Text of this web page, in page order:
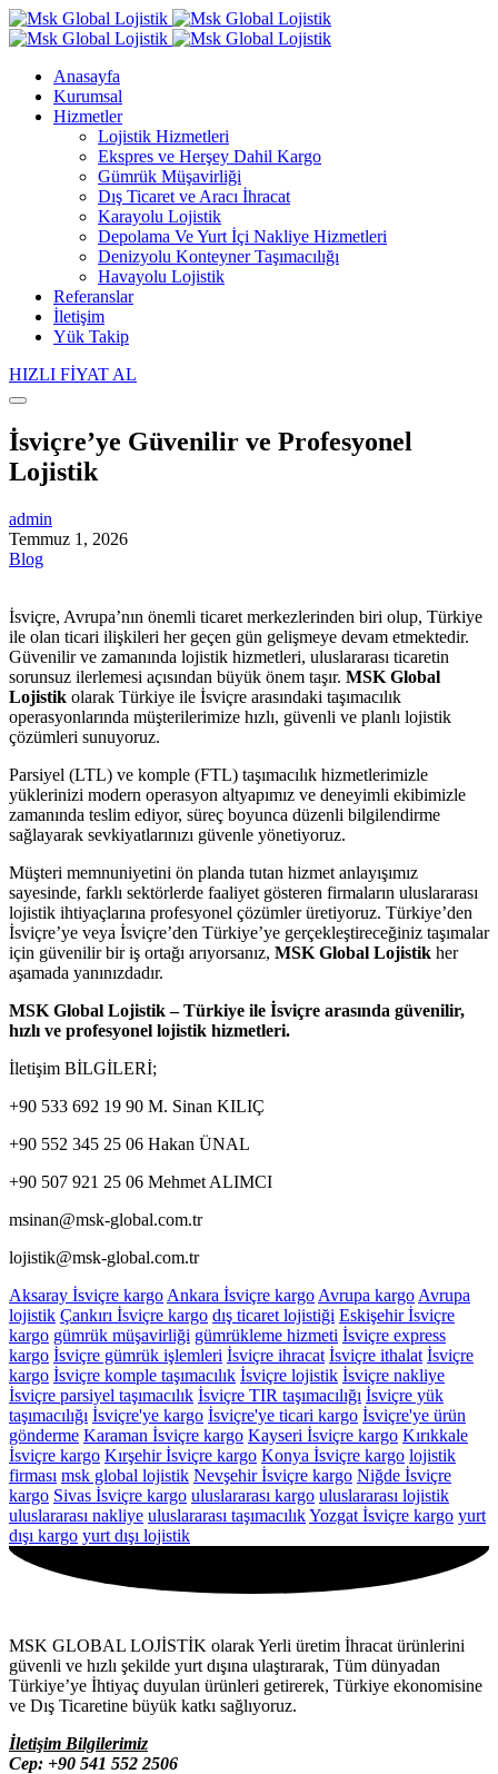
Anasayfa
Kurumsal
Hizmetler
Lojistik Hizmetleri
Ekspres ve Herşey Dahil Kargo
Gümrük Müşavirliği
Dış Ticaret ve Aracı İhracat
Karayolu Lojistik
Depolama Ve Yurt İçi Nakliye Hizmetleri
Denizyolu Konteyner Taşımacılığı
Havayolu Lojistik
Referanslar
İletişim
Yük Takip
HIZLI FİYAT AL
İsviçre’ye Güvenilir ve Profesyonel
Lojistik
admin
Temmuz 1, 2026
Blog
İsviçre, Avrupa’nın önemli ticaret merkezlerinden biri olup, Türkiye
ile olan ticari ilişkileri her geçen gün gelişmeye devam etmektedir.
Güvenilir ve zamanında lojistik hizmetleri, uluslararası ticaretin
sorunsuz ilerlemesi açısından büyük önem taşır. MSK Global
Lojistik olarak Türkiye ile İsviçre arasındaki taşımacılık
operasyonlarında müşterilerimize hızlı, güvenli ve planlı lojistik
çözümleri sunuyoruz.
Parsiyel (LTL) ve komple (FTL) taşımacılık hizmetlerimizle
yüklerinizi modern operasyon altyapımız ve deneyimli ekibimizle
zamanında teslim ediyor, süreç boyunca düzenli bilgilendirme
sağlayarak sevkiyatlarınızı güvenle yönetiyoruz.
Müşteri memnuniyetini ön planda tutan hizmet anlayışımız
sayesinde, farklı sektörlerde faaliyet gösteren firmaların uluslararası
lojistik ihtiyaçlarına profesyonel çözümler üretiyoruz. Türkiye’den
İsviçre’ye veya İsviçre’den Türkiye’ye gerçekleştireceğiniz taşımalar
için güvenilir bir iş ortağı arıyorsanız, MSK Global Lojistik her
aşamada yanınızdadır.
MSK Global Lojistik – Türkiye ile İsviçre arasında güvenilir,
hızlı ve profesyonel lojistik hizmetleri.
İletişim BİLGİLERİ;
+90 533 692 19 90 M. Sinan KILIÇ
+90 552 345 25 06 Hakan ÜNAL
+90 507 921 25 06 Mehmet ALIMCI
msinan@msk-global.com.tr
lojistik@msk-global.com.tr
Aksaray İsviçre kargo Ankara İsviçre kargo Avrupa kargo Avrupa
lojistik Çankırı İsviçre kargo dış ticaret lojistiği Eskişehir İsviçre
kargo gümrük müşavirliği gümrükleme hizmeti İsviçre express
kargo İsviçre gümrük işlemleri İsviçre ihracat İsviçre ithalat İsviçre
kargo İsviçre komple taşımacılık İsviçre lojistik İsviçre nakliye
İsviçre parsiyel taşımacılık İsviçre TIR taşımacılığı İsviçre yük
taşımacılığı İsviçre'ye kargo İsviçre'ye ticari kargo İsviçre'ye ürün
gönderme Karaman İsviçre kargo Kayseri İsviçre kargo Kırıkkale
İsviçre kargo Kırşehir İsviçre kargo Konya İsviçre kargo lojistik
firması msk global lojistik Nevşehir İsviçre kargo Niğde İsviçre
kargo Sivas İsviçre kargo uluslararası kargo uluslararası lojistik
uluslararası nakliye uluslararası taşımacılıkYozgat İsviçre kargo yurt
dışı kargo yurt dışı lojistik
MSK GLOBAL LOJİSTİK olarak Yerli üretim İhracat ürünlerini
güvenli ve hızlı şekilde yurt dışına ulaştırarak, Tüm dünyadan
Türkiye’ye İhtiyaç duyulan ürünleri getirerek, Türkiye ekonomisine
ve Dış Ticaretine büyük katkı sağlıyoruz.
İletişim Bilgilerimiz
Cep: +90 541 552 2506